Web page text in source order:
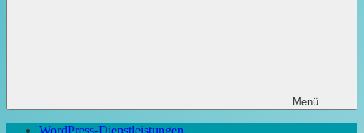
Menü